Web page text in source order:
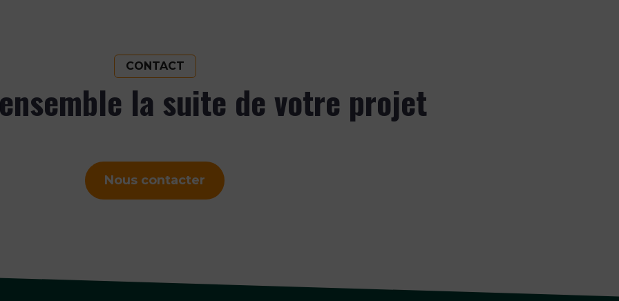
CONTACT
la suite de votre projet
Nous contacter